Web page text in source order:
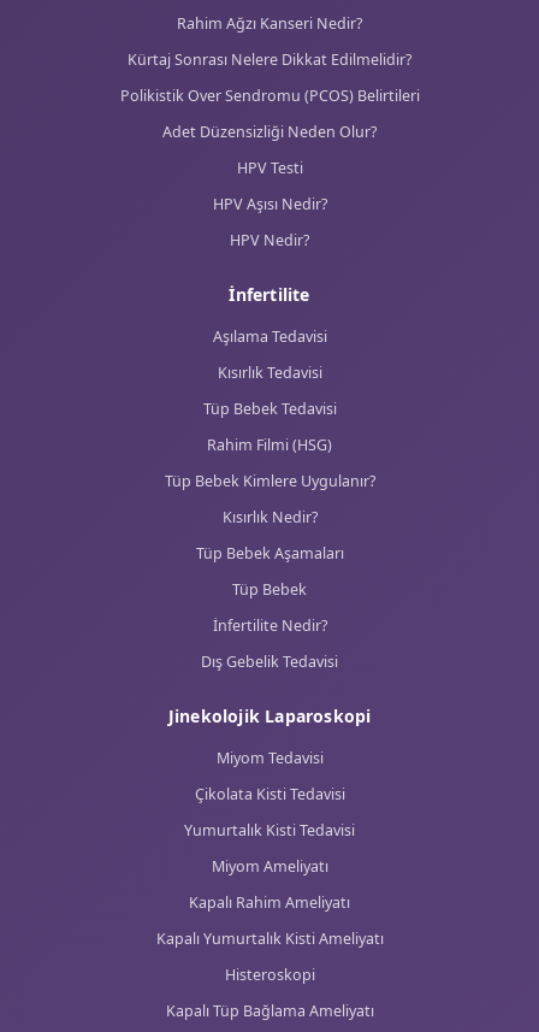
Rahim Ağzı Kanseri Nedir?
Kürtaj Sonrası Nelere Dikkat Edilmelidir?
Polikistik Over Sendromu (PCOS) Belirtileri
Adet Düzensizliği Neden Olur?
HPV Testi
HPV Aşısı Nedir?
HPV Nedir?
İnfertilite
Aşılama Tedavisi
Kısırlık Tedavisi
Tüp Bebek Tedavisi
Rahim Filmi (HSG)
Tüp Bebek Kimlere Uygulanır?
Kısırlık Nedir?
Tüp Bebek Aşamaları
Tüp Bebek
İnfertilite Nedir?
Dış Gebelik Tedavisi
Jinekolojik Laparoskopi
Miyom Tedavisi
Çikolata Kisti Tedavisi
Yumurtalık Kisti Tedavisi
Miyom Ameliyatı
Kapalı Rahim Ameliyatı
Kapalı Yumurtalık Kisti Ameliyatı
Histeroskopi
Kapalı Tüp Bağlama Ameliyatı